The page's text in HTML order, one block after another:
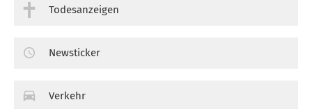
Todesanzeigen
Newsticker
Verkehr